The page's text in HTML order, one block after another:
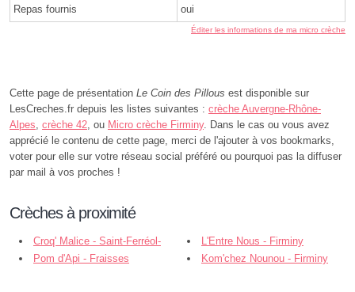
Repas fournis oui
Éditer les informations de ma micro crèche
Cette page de présentation Le Coin des Pillous est disponible sur
LesCreches.fr depuis les listes suivantes : crèche Auvergne-Rhône-
Alpes, crèche 42, ou Micro crèche Firminy. Dans le cas ou vous avez
apprécié le contenu de cette page, merci de l'ajouter à vos bookmarks,
voter pour elle sur votre réseau social préféré ou pourquoi pas la diffuser
par mail à vos proches !
Crèches à proximité
Croq' Malice - Saint-Ferréol-
d'Auroure
L'Entre Nous - Firminy
Pom d'Api - Fraisses
Kom'chez Nounou - Firminy